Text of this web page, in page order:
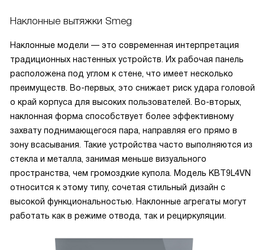
Наклонные вытяжки Smeg
Наклонные модели — это современная интерпретация
традиционных настенных устройств. Их рабочая панель
расположена под углом к стене, что имеет несколько
преимуществ. Во-первых, это снижает риск удара головой
о край корпуса для высоких пользователей. Во-вторых,
наклонная форма способствует более эффективному
захвату поднимающегося пара, направляя его прямо в
зону всасывания. Такие устройства часто выполняются из
стекла и металла, занимая меньше визуального
пространства, чем громоздкие купола. Модель KBT9L4VN
относится к этому типу, сочетая стильный дизайн с
высокой функциональностью. Наклонные агрегаты могут
работать как в режиме отвода, так и рециркуляции.